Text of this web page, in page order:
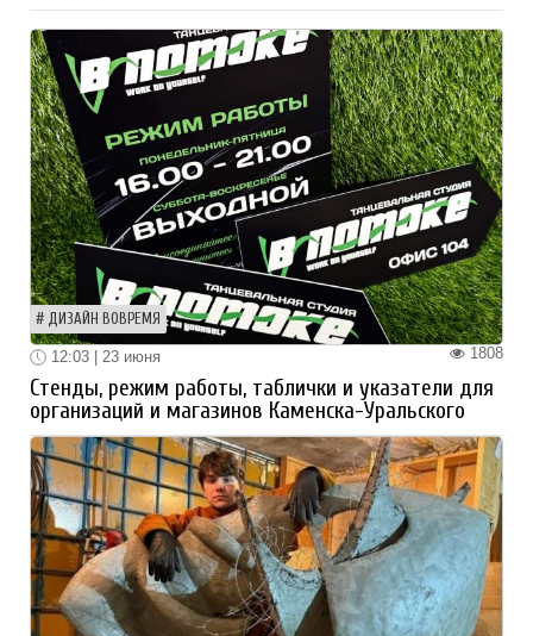
ДИЗАЙН ВОВРЕМЯ
1808
12:03 | 23 июня
Стенды, режим работы, таблички и указатели для
организаций и магазинов Каменска-Уральского